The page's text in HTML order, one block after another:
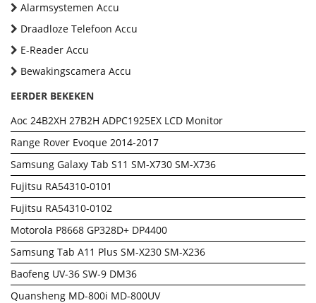
Alarmsystemen Accu
Draadloze Telefoon Accu
E-Reader Accu
Bewakingscamera Accu
EERDER BEKEKEN
Aoc 24B2XH 27B2H ADPC1925EX LCD Monitor
Range Rover Evoque 2014-2017
Samsung Galaxy Tab S11 SM-X730 SM-X736
Fujitsu RA54310-0101
Fujitsu RA54310-0102
Motorola P8668 GP328D+ DP4400
Samsung Tab A11 Plus SM-X230 SM-X236
Baofeng UV-36 SW-9 DM36
Quansheng MD-800i MD-800UV